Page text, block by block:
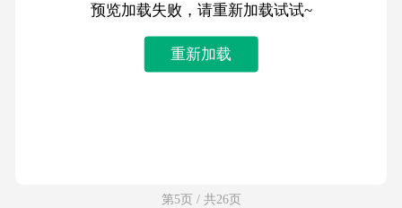
预览加载失败，请重新加载试试~
重新加载
第5页 / 共26页